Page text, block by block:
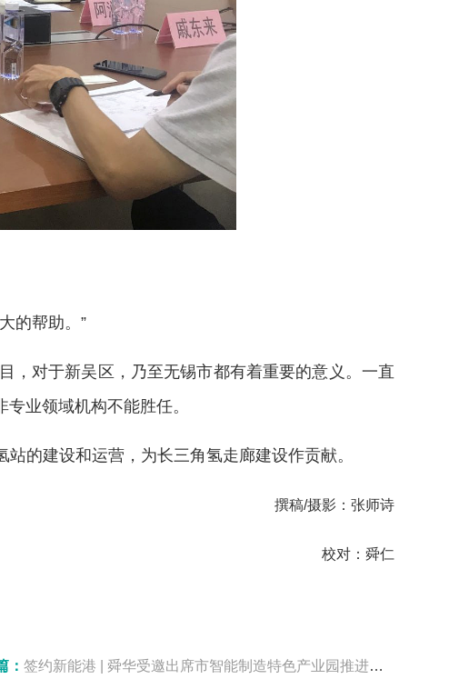
的帮助。”
，对于新吴区，乃至无锡市都有着重要的意义。一直
业领域机构不能胜任。
的建设和运营，为长三角氢走廊建设作贡献。
撰稿/摄影：张师诗
校对：舜仁
： 签约新能港 | 舜华受邀出席市智能制造特色产业园推进大会